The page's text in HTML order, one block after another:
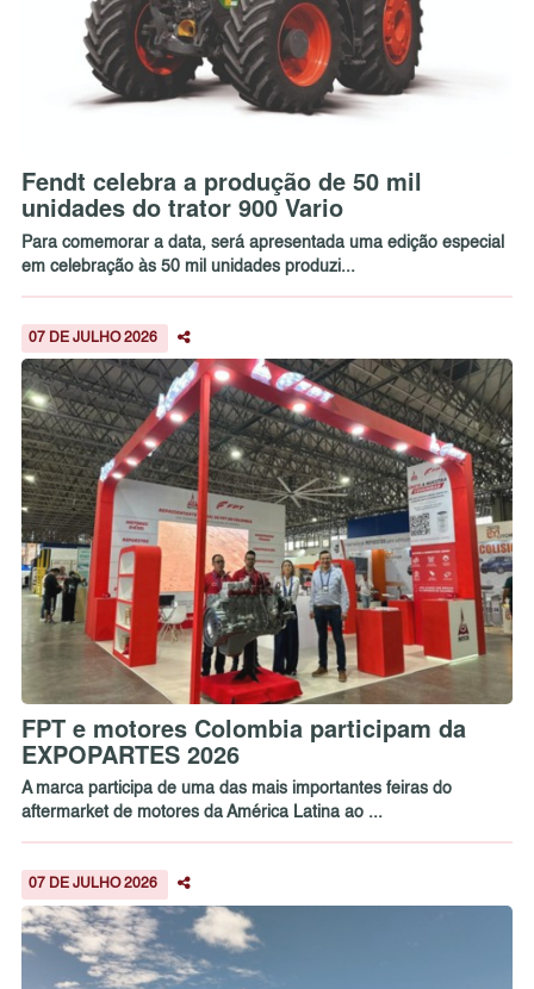
Fendt celebra a produção de 50 mil
unidades do trator 900 Vario
Para comemorar a data, será apresentada uma edição especial
em celebração às 50 mil unidades produzi...
07 DE JULHO 2026
FPT e motores Colombia participam da
EXPOPARTES 2026
A marca participa de uma das mais importantes feiras do
aftermarket de motores da América Latina ao ...
07 DE JULHO 2026